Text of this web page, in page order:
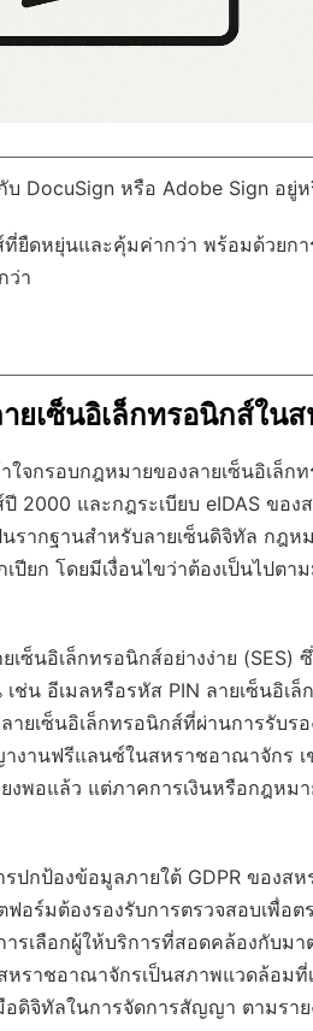
DocuSign หรือ Adobe Sign อยู่
ยืดหยุ่นและคุ้มค่ากว่า พร้อมด้วยก
ว่า
ยเซ็นอิเล็กทรอนิกส์ใน
ใจกรอบกฎหมายของลายเซ็นอิเล็
และกฎระเบียบ eIDAS ของ
รากฐานสำหรับลายเซ็นดิจิทัล กฎห
ปียก โดยมีเงื่อนไขว่าต้องเป็นไปต
เซ็นอิเล็กทรอนิกส์อย่างง่าย
น อีเมลหรือรหัส PIN ลายเซ็นอิเ
เซ็นอิเล็กทรอนิกส์ที่ผ่านการรับร
งานฟรีแลนซ์ในสหราชอาณาจักร
งพอแล้ว แต่ภาคการเงินหรือกฎหม
ปกป้องข้อมูลภายใต้ GDPR ของส
อร์มต้องรองรับการตรวจสอบเพื่อ
รเลือกผู้ให้บริการที่สอดคล้องกับม
ราชอาณาจักรเป็นสภาพแวดล้อมที่
ดิจิทัลในการจัดการสัญญา ตามรา